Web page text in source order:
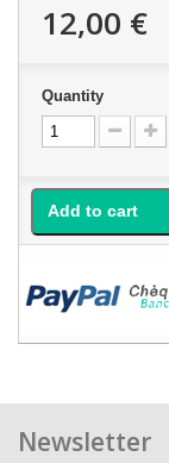
12,00 €
Quantity
Add to cart
Newsletter